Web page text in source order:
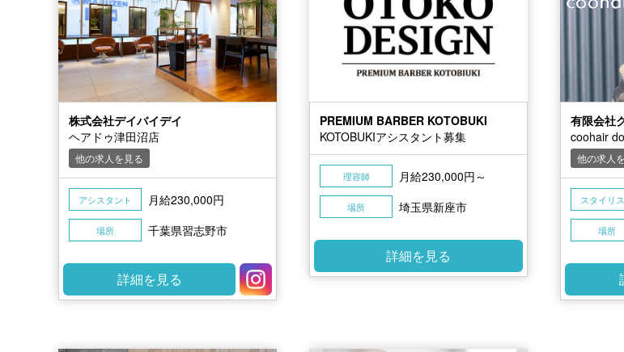
株式会社デイバイデイ
ヘアドゥ津田沼店
他の求人を見る
アシスタント 月給230,000円
場所 千葉県習志野市
詳細を見る
PREMIUM BARBER KOTOBUKI
KOTOBUKIアシスタント募集
理容師 月給230,000円～
場所 埼玉県新座市
詳細を見る
有限会社
coohair
他の求人
スタイリ
場所